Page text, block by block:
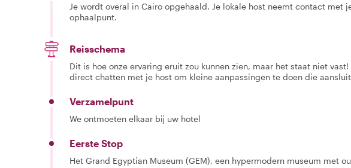
Je wordt overal in Cairo opgehaald. Je lokale host neemt contact met
ophaalpunt.
Reisschema
Dit is hoe onze ervaring eruit zou kunnen zien, maar het staat niet
direct chatten met je host om kleine aanpassingen te doen die
Verzamelpunt
We ontmoeten elkaar bij uw hotel
Eerste Stop
Het Grand Egyptian Museum (GEM), een hypermodern museum met